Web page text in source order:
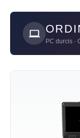
PC durcis ·